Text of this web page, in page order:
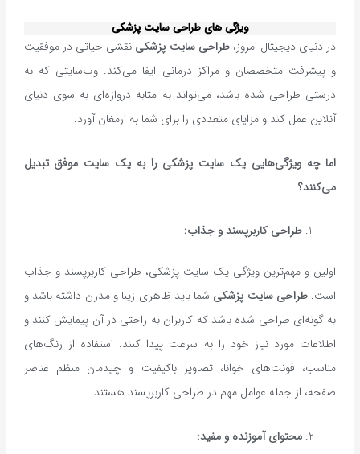
ویژگی های طراحی سایت پزشکی
در دنیای دیجیتال امروز،طراحی سایت پزشکی نقشی حیاتی در موفقیت
و پیشرفت متخصصان و مراکز درمانی ایفا می‌کند. وب‌سایتی که به
درستی طراحی شده باشد، می‌تواند به مثابه دروازه‌ای به سوی دنیای
آنلاین عمل کند و مزایای متعددی را برای شما به ارمغان آورد.
اما چه ویژگی‌هایی یک سایت پزشکی را به یک سایت موفق تبدیل
می‌کنند؟
طراحی کاربرپسند و جذاب:
اولین و مهم‌ترین ویژگی یک سایت پزشکی، طراحی کاربرپسند و جذاب
است. طراحی سایت پزشکی شما باید ظاهری زیبا و مدرن داشته باشد و
به گونه‌ای طراحی شده باشد که کاربران به راحتی در آن پیمایش کنند و
اطلاعات مورد نیاز خود را به سرعت پیدا کنند. استفاده از رنگ‌های
مناسب، فونت‌های خوانا، تصاویر باکیفیت و چیدمان منظم عناصر
صفحه، از جمله عوامل مهم در طراحی کاربرپسند هستند.
محتوای آموزنده و مفید: